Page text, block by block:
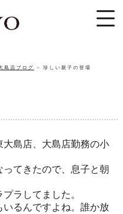
島店ブログ 珍しい親子の登場
大島店、大島店勤務の小
てきたので、 息子と朝
ラしてました。
るんですよね。 誰か放